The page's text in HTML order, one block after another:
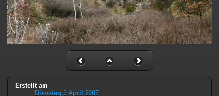
Erstellt am
Dienstag 3 April 2007